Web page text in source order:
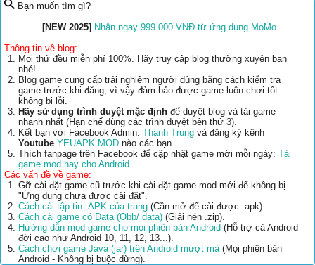
Bạn muốn tìm gì?
[NEW 2025] Nhận ngay 999.000 VNĐ từ ứng dụng MoMo
Thông tin về blog:
Mọi thứ đều miễn phí 100%. Hãy truy cập blog thường xuyên bạn
nhé!
Blog game cung cấp trải nghiệm người dùng bằng cách kiểm tra
game trước khi đăng, vì vậy đảm bảo được game luôn chơi tốt
không bị lỗi.
Hãy sử dụng trình duyệt mặc định để duyệt blog và tải game
nhanh nhất (Hạn chế dùng các trình duyệt bên thứ 3).
Kết bạn với Facebook Admin: Thanh Trung và đăng ký kênh
Youtube YEUAPK MOD nào các bạn.
Thích fanpage trên Facebook để cập nhật game mới mỗi ngày: Tải
game mod hay cho Android.
Các vấn đề về game:
Gỡ cài đặt game cũ trước khi cài đặt game mod mới để không bị
"Ứng dụng chưa được cài đặt".
Cách cài tập tin .APK của trang (Cần mở để cài được .apk).
Cách cài game có Data (Obb/ data) (Giải nén .zip).
Hướng dẫn mod game cho mọi phiên bản Android (Hỗ trợ cả Android
đời cao như Android 10, 11, 12, 13...).
Cách chơi game Java (jar) trên Android mượt mà(Mọi phiên bản
Android - Không bị buộc dừng).